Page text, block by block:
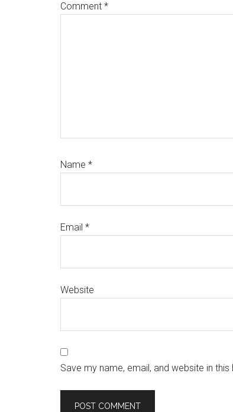
Comment *
Name *
Email *
Website
Save my name, email, and website in